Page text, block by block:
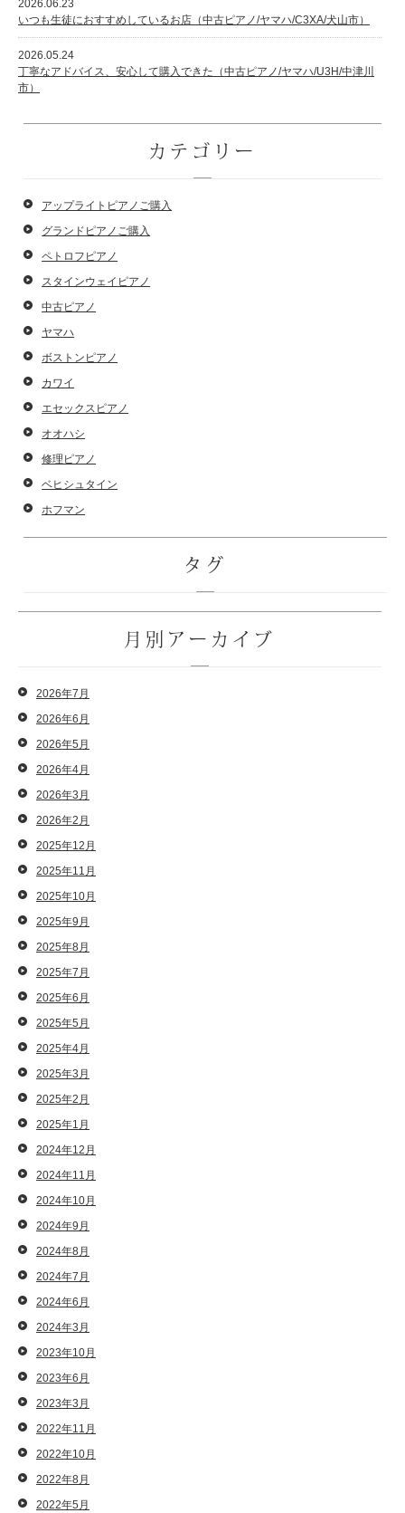
2026.06.23
いつも生徒におすすめしているお店（中古ピアノ/ヤマハ/C3XA/犬山市）
2026.05.24
丁寧なアドバイス、安心して購入できた（中古ピアノ/ヤマハ/U3H/中津川
市）
カテゴリー
アップライトピアノご購入
グランドピアノご購入
ペトロフピアノ
スタインウェイピアノ
中古ピアノ
ヤマハ
ボストンピアノ
カワイ
エセックスピアノ
オオハシ
修理ピアノ
ベヒシュタイン
ホフマン
タグ
月別アーカイブ
2026年7月
2026年6月
2026年5月
2026年4月
2026年3月
2026年2月
2025年12月
2025年11月
2025年10月
2025年9月
2025年8月
2025年7月
2025年6月
2025年5月
2025年4月
2025年3月
2025年2月
2025年1月
2024年12月
2024年11月
2024年10月
2024年9月
2024年8月
2024年7月
2024年6月
2024年3月
2023年10月
2023年6月
2023年3月
2022年11月
2022年10月
2022年8月
2022年5月